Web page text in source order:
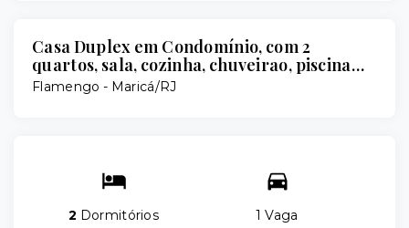
Casa Duplex em Condomínio, com 2
quartos, sala, cozinha, chuveirao, piscina…
Flamengo - Maricá/RJ
2 Dormitórios 1 Vaga